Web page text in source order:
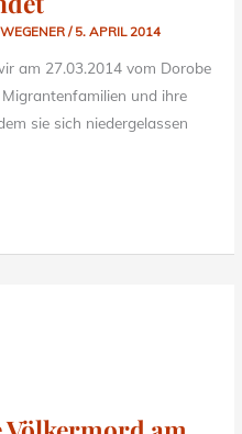
/ 5. APRIL 2014
am 27.03.2014 vom Dorobe
und ihre
sie sich niedergelassen